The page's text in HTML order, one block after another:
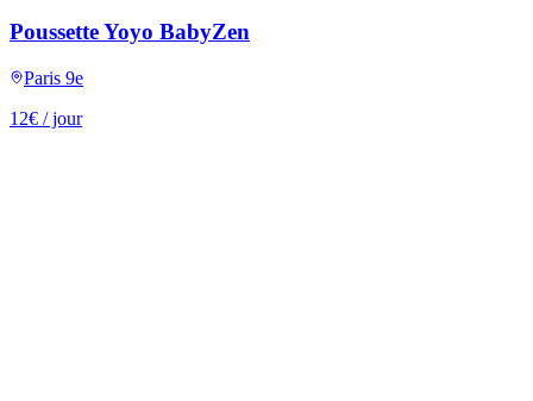
Poussette Yoyo BabyZen
Paris 9e
12€ / jour